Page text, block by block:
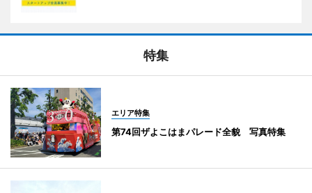
特集
エリア特集
第74回ザよこはまパレード全貌 写真特集